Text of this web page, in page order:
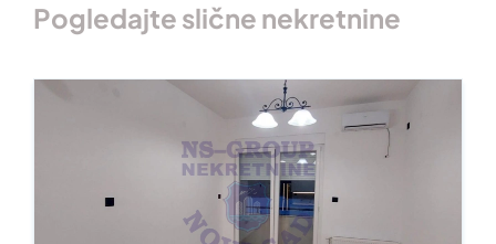
Pogledajte slične nekretnine